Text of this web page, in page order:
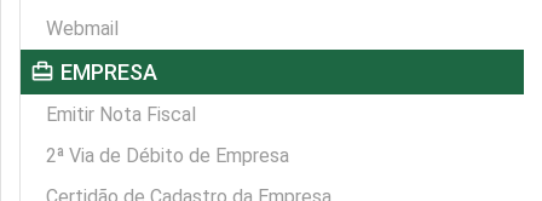
Webmail
card_travel EMPRESA
Emitir Nota Fiscal
2ª Via de Débito de Empresa
Certidão de Cadastro da Empresa